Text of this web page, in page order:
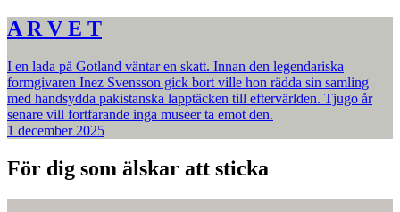
A R V E T
I en lada på Gotland väntar en skatt. Innan den legendariska
formgivaren Inez Svensson gick bort ville hon rädda sin samling
med handsydda pakistanska lapptäcken till eftervärlden. Tjugo år
senare vill fortfarande inga museer ta emot den.
1 december 2025
För dig som älskar att sticka